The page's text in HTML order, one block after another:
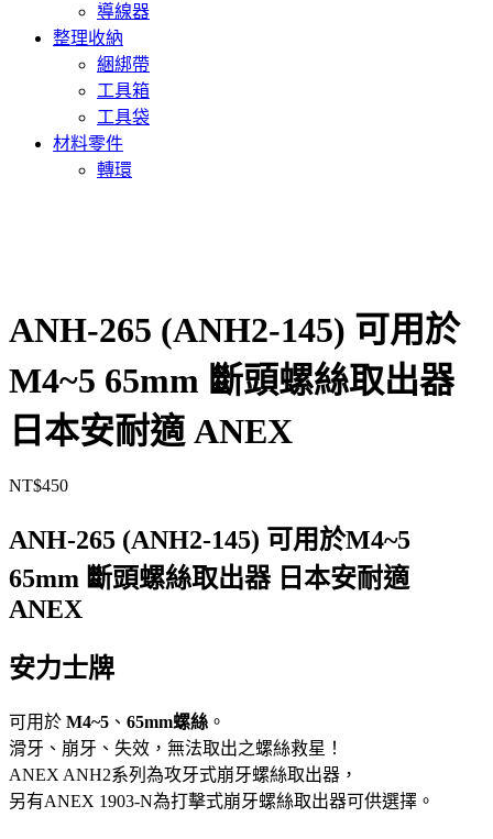
導線器
整理收納
綑綁帶
工具箱
工具袋
材料零件
轉環
ANH-265 (ANH2-145) 可用於
M4~5 65mm 斷頭螺絲取出器
日本安耐適 ANEX
NT$450
ANH-265 (ANH2-145) 可用於M4~5
65mm 斷頭螺絲取出器 日本安耐適
ANEX
安力士牌
可用於 M4~5 、 65mm螺絲 。
滑牙、崩牙、失效，無法取出之螺絲救星！
ANEX ANH2系列為攻牙式崩牙螺絲取出器，
另有ANEX 1903-N為打擊式崩牙螺絲取出器可供選擇。